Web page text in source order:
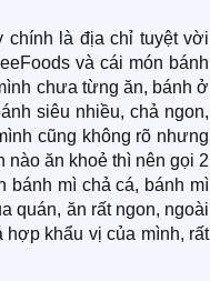
chính là địa chỉ tuyệt vời
và cái món bánh
chưa từng ăn, bánh ở
siêu nhiều, chả ngon,
cũng không rõ nhưng
nào ăn khoẻ thì nên gọi 2
bánh mì chả cá, bánh mì
quán, ăn rất ngon, ngoài
hợp khẩu vị của mình, rất